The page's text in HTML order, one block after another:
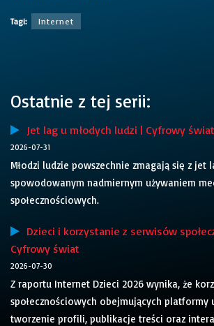
Tagi: Internet
Ostatnie z tej serii:
Jet lag u młodych ludzi | Cyfrowy świat
2026-07-31
Młodzi ludzie powszechnie zmagają się z jet
spowodowanym nadmiernym używaniem
społecznościowych.
Dzieci i korzystanie z serwisów
Cyfrowy świat
2026-07-30
Z raportu Internet Dzieci 2026 wynika, że
społecznościowych obejmujących platformy
tworzenie profili, publikacje treści oraz